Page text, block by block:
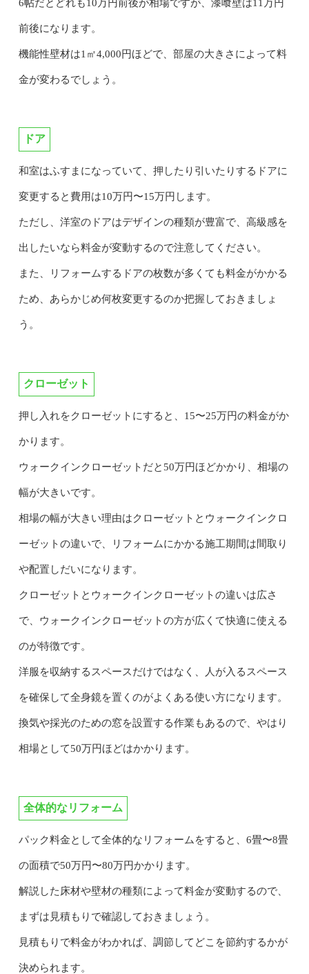
6帖だとどれも10万円前後が相場ですが、漆喰壁は11万円
前後になります。
機能性壁材は1㎡4,000円ほどで、部屋の大きさによって料
金が変わるでしょう。
ドア
和室はふすまになっていて、押したり引いたりするドアに
変更すると費用は10万円〜15万円します。
ただし、洋室のドアはデザインの種類が豊富で、高級感を
出したいなら料金が変動するので注意してください。
また、リフォームするドアの枚数が多くても料金がかかる
ため、あらかじめ何枚変更するのか把握しておきましょ
う。
クローゼット
押し入れをクローゼットにすると、15〜25万円の料金がか
かります。
ウォークインクローゼットだと50万円ほどかかり、相場の
幅が大きいです。
相場の幅が大きい理由はクローゼットとウォークインクロ
ーゼットの違いで、リフォームにかかる施工期間は間取り
や配置しだいになります。
クローゼットとウォークインクローゼットの違いは広さ
で、ウォークインクローゼットの方が広くて快適に使える
のが特徴です。
洋服を収納するスペースだけではなく、人が入るスペース
を確保して全身鏡を置くのがよくある使い方になります。
換気や採光のための窓を設置する作業もあるので、やはり
相場として50万円ほどはかかります。
全体的なリフォーム
パック料金として全体的なリフォームをすると、6畳〜8畳
の面積で50万円〜80万円かかります。
解説した床材や壁材の種類によって料金が変動するので、
まずは見積もりで確認しておきましょう。
見積もりで料金がわかれば、調節してどこを節約するかが
決められます。